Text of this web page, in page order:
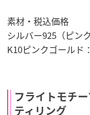
素材・税込価格
シルバー925（ピン
K10ピンクゴールド
フライトモチ
ティリング